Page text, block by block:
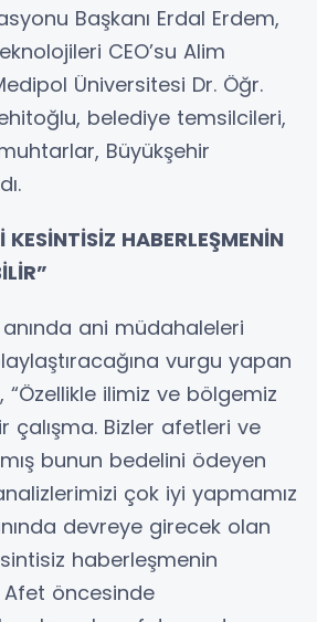
Başkanı Erdal Erdem,
CEO’su Alim
Üniversitesi Dr. Öğr.
belediye temsilcileri,
Büyükşehir
KESİNTİSİZ HABERLEŞMENİN
ani müdahaleleri
vurgu yapan
“Özellikle ilimiz ve bölgemiz
çalışma. Bizler afetleri ve
bunun bedelini ödeyen
çok iyi yapmamız
devreye girecek olan
haberleşmenin
Afet öncesinde